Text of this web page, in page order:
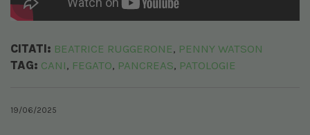
CITATI: BEATRICE RUGGERONE, PENNY WATSON
TAG: CANI, FEGATO, PANCREAS, PATOLOGIE
19/06/2025